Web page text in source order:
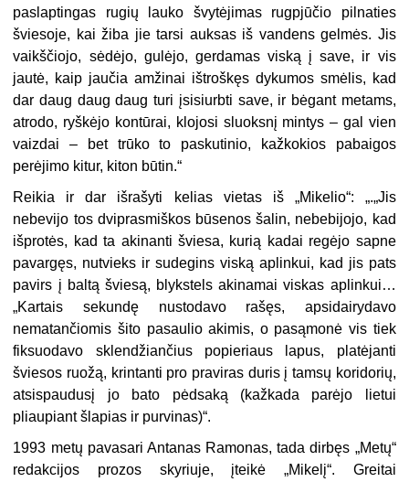
paslaptingas rugių lauko švytėjimas rugpjūčio pilnaties
šviesoje, kai žiba jie tarsi auksas iš vandens gelmės. Jis
vaikščiojo, sėdėjo, gulėjo, gerdamas viską į save, ir vis
jautė, kaip jaučia amžinai ištroškęs dykumos smėlis, kad
dar daug daug daug turi įsisiurbti save, ir bėgant metams,
atrodo, ryškėjo kontūrai, klojosi sluoksnį mintys – gal vien
vaizdai – bet trūko to paskutinio, kažkokios pabaigos
perėjimo kitur, kiton būtin.“
Reikia ir dar išrašyti kelias vietas iš „Mikelio“: „.„Jis
nebevijo tos dviprasmiškos būsenos šalin, nebebijojo, kad
išprotės, kad ta akinanti šviesa, kurią kadai regėjo sapne
pavargęs, nutvieks ir sudegins viską ap­linkui, kad jis pats
pavirs į baltą šviesą, blykstels akinamai viskas ap­linkui…
„Kartais sekundę nustodavo rašęs, apsidairydavo
nematančiomis šito pasaulio akimis, o pasąmonė vis tiek
fiksuodavo sklendžiančius popieriaus lapus, platėjanti
šviesos ruožą, krintanti pro praviras duris į tamsų koridorių,
atsispaudusį jo bato pėdsaką (kažkada parėjo lietui
pliaupiant šlapias ir purvinas)“.
1993 metų pavasari Antanas Ramonas, tada dirbęs „Metų“
redak­cijos prozos skyriuje, įteikė „Mikelį“. Greitai